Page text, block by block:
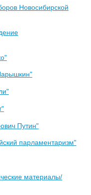
Новосибирской
Путин"
парламентаризм"
материалы/